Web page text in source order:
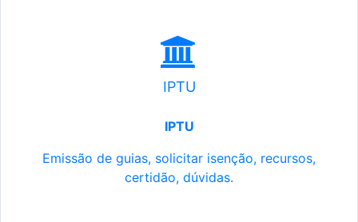
IPTU
IPTU
Emissão de guias, solicitar isenção, recursos,
certidão, dúvidas.